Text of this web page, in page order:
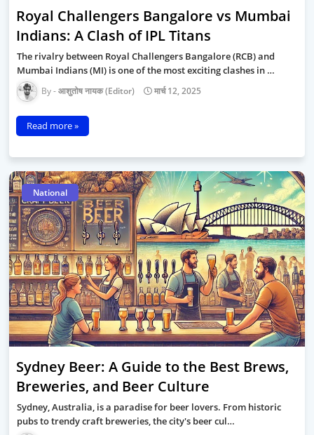
Royal Challengers Bangalore vs Mumbai
Indians: A Clash of IPL Titans
The rivalry between Royal Challengers Bangalore (RCB) and
Mumbai Indians (MI) is one of the most exciting clashes in …
आशुतोष नायक (Editor) मार्च 12, 2025
Read more »
National
Sydney Beer: A Guide to the Best Brews,
Breweries, and Beer Culture
Sydney, Australia, is a paradise for beer lovers. From historic
pubs to trendy craft breweries, the city's beer cul…